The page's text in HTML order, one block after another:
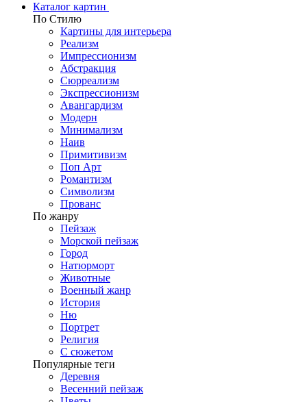
Каталог картин
По Стилю
Картины для интерьера
Реализм
Импрессионизм
Абстракция
Сюрреализм
Экспрессионизм
Авангардизм
Модерн
Минимализм
Наив
Примитивизм
Поп Арт
Романтизм
Символизм
Прованс
По жанру
Пейзаж
Морской пейзаж
Город
Натюрморт
Животные
Военный жанр
История
Ню
Портрет
Религия
С сюжетом
Популярные теги
Деревня
Весенний пейзаж